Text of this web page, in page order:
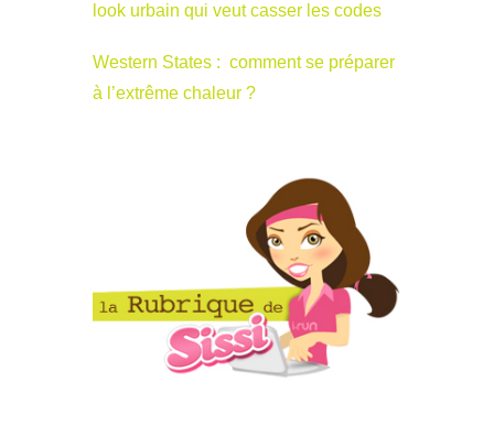
look urbain qui veut casser les codes
Western States : comment se préparer
à l’extrême chaleur ?